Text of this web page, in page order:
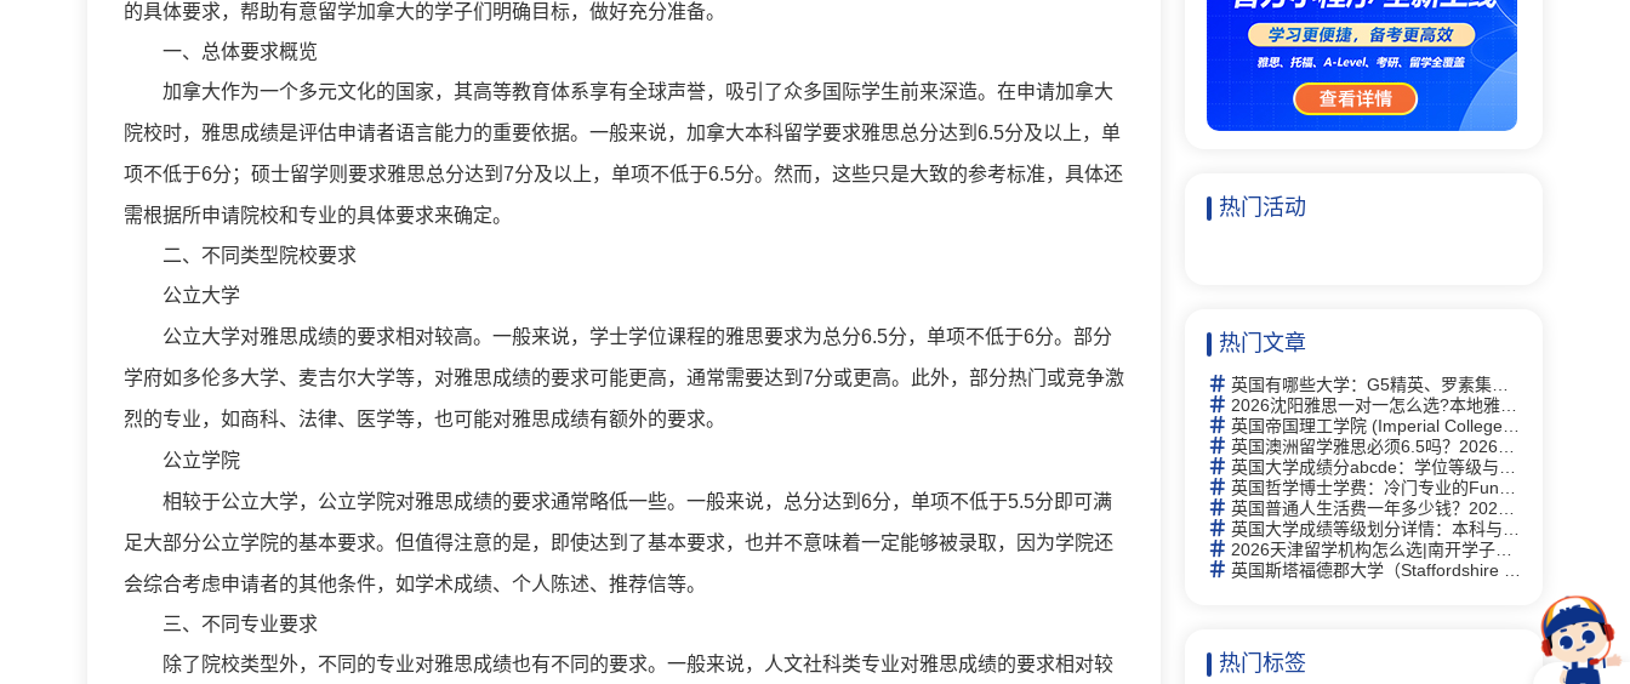
的具体要求，帮助有意留学加拿大的学子们明确目标，做好充分准备。
一、总体要求概览
加拿大作为一个多元文化的国家，其高等教育体系享有全球声誉，吸引了众多国际学生前来深造。在申请加拿大
院校时，雅思成绩是评估申请者语言能力的重要依据。一般来说，加拿大本科留学要求雅思总分达到6.5分及以上，单
项不低于6分；硕士留学则要求雅思总分达到7分及以上，单项不低于6.5分。然而，这些只是大致的参考标准，具体还
需根据所申请院校和专业的具体要求来确定。
二、不同类型院校要求
公立大学
公立大学对雅思成绩的要求相对较高。一般来说，学士学位课程的雅思要求为总分6.5分，单项不低于6分。部分
学府如多伦多大学、麦吉尔大学等，对雅思成绩的要求可能更高，通常需要达到7分或更高。此外，部分热门或竞争激
烈的专业，如商科、法律、医学等，也可能对雅思成绩有额外的要求。
公立学院
相较于公立大学，公立学院对雅思成绩的要求通常略低一些。一般来说，总分达到6分，单项不低于5.5分即可满
足大部分公立学院的基本要求。但值得注意的是，即使达到了基本要求，也并不意味着一定能够被录取，因为学院还
会综合考虑申请者的其他条件，如学术成绩、个人陈述、推荐信等。
三、不同专业要求
除了院校类型外，不同的专业对雅思成绩也有不同的要求。一般来说，人文社科类专业对雅思成绩的要求相对较
热门活动
热门文章
英国有哪些大学：G5精英、罗素集团及热门院校详解
2026沈阳雅思一对一怎么选?本地雅思培训择校思路全梳理
英国帝国理工学院 (Imperial College London)留学指南：2026全球第2、专业及申请全攻略
英国澳洲留学雅思必须6.5吗？2026年最新要求详解与替代方案
英国大学成绩分abcde：学位等级与评分体系完全指南
英国哲学博士学费：冷门专业的Funding机会与申请策略
英国普通人生活费一年多少钱？2026年最新生活成本全解析
英国大学成绩等级划分详情：本科与硕士学位等级详解及中英对照
2026天津留学机构怎么选|南开学子走访 6 家门店，新航道线下完整体验记录
英国斯塔福德郡大学（Staffordshire University）研究生有什么专业
热门标签